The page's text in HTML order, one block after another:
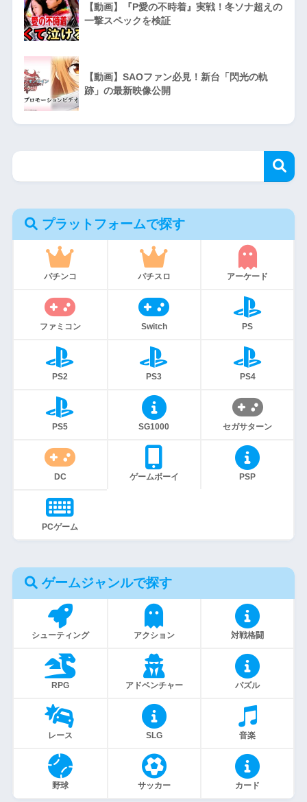
【動画】『P愛の不時着』実戦！冬ソナ超えの
一撃スペックを検証
【動画】SAOファン必見！新台「閃光の軌
跡」の最新映像公開
プラットフォームで探す
パチンコ パチスロ アーケード
ファミコン Switch PS
PS2 PS3 PS4
PS5 SG1000 セガサターン
DC ゲームボーイ PSP
PCゲーム
ゲームジャンルで探す
シューティング アクション 対戦格闘
RPG アドベンチャー パズル
レース SLG 音楽
野球 サッカー カード